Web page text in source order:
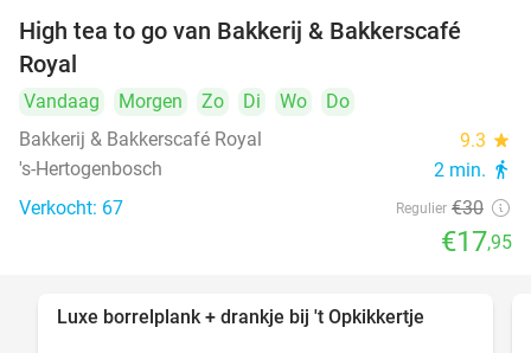
40%
High tea to go van Bakkerij & Bakkerscafé
Royal
Vandaag Morgen Zo Di Wo
Do
Bakkerij & Bakkerscafé Royal
9.3 star
's-Hertogenbosch 2 min. directions_walk
Verkocht: 67 Regulier €30
€17,95
Luxe borrelplank + drankje bij 't Opkikkertje